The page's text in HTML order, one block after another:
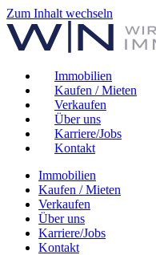
Zum Inhalt wechseln
Immobilien
Kaufen / Mieten
Verkaufen
Über uns
Karriere/Jobs
Kontakt
Immobilien
Kaufen / Mieten
Verkaufen
Über uns
Karriere/Jobs
Kontakt